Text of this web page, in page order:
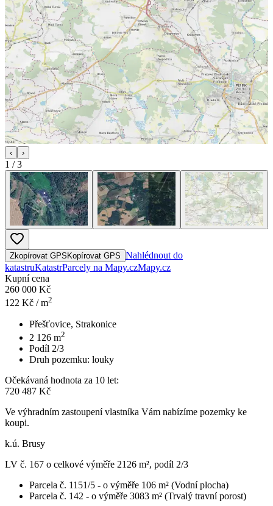
‹ ›
1 /3
Zkopírovat GPS Kopírovat GPS Nahlédnout do
katastruKatastrParcely na Mapy.czMapy.cz
Kupní cena
260 000 Kč
122 Kč / m2
Přešťovice, Strakonice
2 126 m2
Podíl 2/3
Druh pozemku: louky
Očekávaná hodnota za 10 let:
720 487 Kč
Ve výhradním zastoupení vlastníka Vám nabízíme pozemky ke
koupi.
k.ú. Brusy
LV č. 167 o celkové výměře 2126 m², podíl 2/3
Parcela č. 1151/5 - o výměře 106 m² (Vodní plocha)
Parcela č. 142 - o výměře 3083 m² (Trvalý travní porost)